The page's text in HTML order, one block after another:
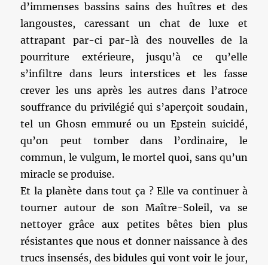
d’immenses bassins sains des huîtres et des
langoustes, caressant un chat de luxe et
attrapant par-ci par-là des nouvelles de la
pourriture extérieure, jusqu’à ce qu’elle
s’infiltre dans leurs interstices et les fasse
crever les uns après les autres dans l’atroce
souffrance du privilégié qui s’aperçoit soudain,
tel un Ghosn emmuré ou un Epstein suicidé,
qu’on peut tomber dans l’ordinaire, le
commun, le vulgum, le mortel quoi, sans qu’un
miracle se produise.
Et la planète dans tout ça ? Elle va continuer à
tourner autour de son Maître-Soleil, va se
nettoyer grâce aux petites bêtes bien plus
résistantes que nous et donner naissance à des
trucs insensés, des bidules qui vont voir le jour,